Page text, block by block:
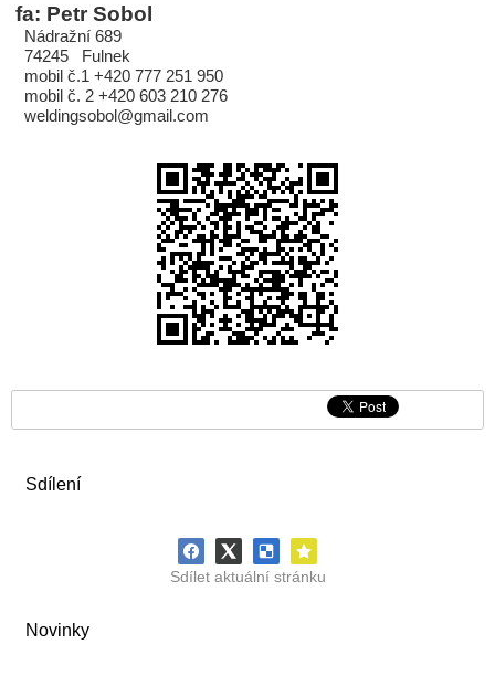
Sdílení
Sdílet aktuální stránku
Novinky
fa: Petr Sobol
Nádražní 689
74245 Fulnek
mobil č.1 +420 777 251 950
mobil č. 2 +420 603 210 276
weldingsobol@gmail.com